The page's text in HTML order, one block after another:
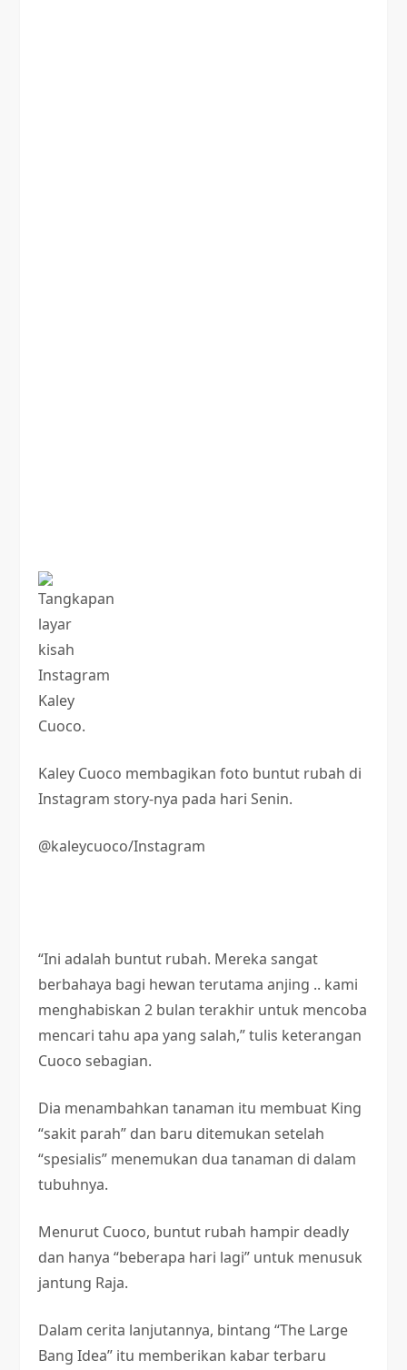
Kaley Cuoco membagikan foto buntut rubah di
Instagram story-nya pada hari Senin.
@kaleycuoco/Instagram
“Ini adalah buntut rubah. Mereka sangat
berbahaya bagi hewan terutama anjing .. kami
menghabiskan 2 bulan terakhir untuk mencoba
mencari tahu apa yang salah,” tulis keterangan
Cuoco sebagian.
Dia menambahkan tanaman itu membuat King
“sakit parah” dan baru ditemukan setelah
“spesialis” menemukan dua tanaman di dalam
tubuhnya.
Menurut Cuoco, buntut rubah hampir deadly
dan hanya “beberapa hari lagi” untuk menusuk
jantung Raja.
Dalam cerita lanjutannya, bintang “The Large
Bang Idea” itu memberikan kabar terbaru